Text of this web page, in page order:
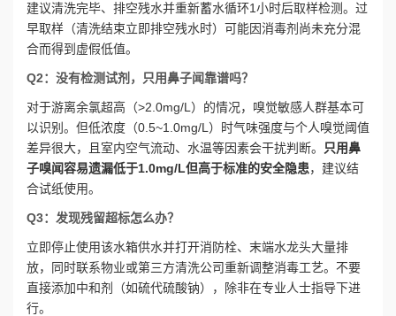
建议清洗完毕、排空残水并重新蓄水循环1小时后取样检测。过
早取样（清洗结束立即排空残水时）可能因消毒剂尚未充分混
合而得到虚假低值。
Q2：没有检测试剂，只用鼻子闻靠谱吗？
对于游离余氯超高（>2.0mg/L）的情况，嗅觉敏感人群基本可
以识别。但低浓度（0.5~1.0mg/L）时气味强度与个人嗅觉阈值
差异很大，且室内空气流动、水温等因素会干扰判断。
只用鼻
子嗅闻容易遗漏低于1.0mg/L但高于标准的安全隐患，建议结
合试纸使用。
Q3：发现残留超标怎么办？
立即停止使用该水箱供水并打开消防栓、末端水龙头大量排
放，同时联系物业或第三方清洗公司重新调整消毒工艺。不要
直接添加中和剂（如硫代硫酸钠），除非在专业人士指导下进
行。